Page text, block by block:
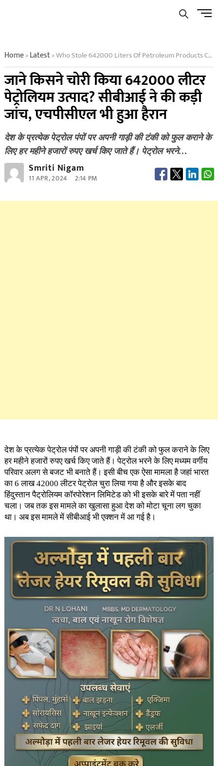
Menu
Home»Latest»Who Stole 642000 Liters Of Petroleum Products Cbi Did Strict Investigation Hpcl Was Also Surprised
जाने किसने चोरी किया 642000 लीटर
पेट्रोलियम उत्पाद? सीबीआई ने की कड़ी
जांच, एचपीसीएल भी हुआ हैरान
देश के प्रत्येक पेट्रोल पंपों पर अपनी गाड़ी की टंकी को फुल कराने के
लिए हर महीने हजारों रुपए खर्च किए जाते हैं। पेट्रोल भरने…
Smriti Nigam
11 APR, 2024 2:14 PM
देश के प्रत्येक पेट्रोल पंपों पर अपनी गाड़ी की टंकी को फुल कराने के लिए
हर महीने हजारों रुपए खर्च किए जाते हैं। पेट्रोल भरने के लिए मध्यम वर्गीय
परिवार अलग से बजट भी बनाते हैं। इसी बीच एक ऐसा मामला है जहां भारत
का 6 लाख 42000 लीटर पेट्रोल चुरा लिया गया है और इसके बाद
हिंदुस्तान पैट्रोलियम कॉरपोरेशन लिमिटेड को भी इसके बारे में पता नहीं
चला। जब तक इस मामले का खुलासा हुआ देश को मोटा चूना लग चुका
था। अब इस मामले में सीबीआई भी एक्शन में आ गई है।